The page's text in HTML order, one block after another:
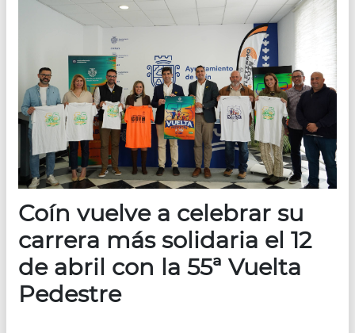
Coín vuelve a celebrar su
carrera más solidaria el 12
de abril con la 55ª Vuelta
Pedestre